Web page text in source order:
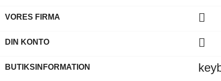
VORES FIRMA 
DIN KONTO 
BUTIKSINFORMATION